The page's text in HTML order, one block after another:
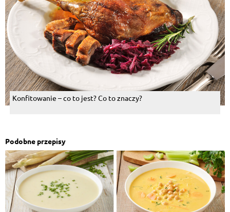
Konfitowanie – co to jest? Co to znaczy?
Podobne przepisy